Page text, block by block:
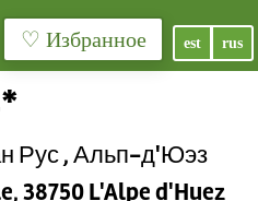
♡ Избранное est rus
Рус , Альп-д'Юэз
38750 L'Alpe d'Huez